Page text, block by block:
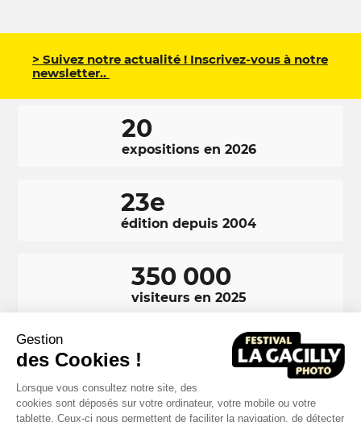
Gestion
des Cookies !
Lorsque vous consultez notre site, des
cookies sont déposés sur votre ordinateur, votre mobile ou votre
tablette. Ceux-ci nous permettent de faciliter la navigation, de détecter
> Suivez notre actualité ! Inscrivez-vous à notre
newsletter..
20
expositions en 2026
23e
édition depuis 2004
350 000
visiteurs en 2025
Ragnar Axelsson est un photographie islandais né en 1958.
Surnommé Rax, il tient à documenter tous les aspects des terres
gelées du Groënland et de l'Islande, où les peuples des grands froids
vivent en harmonie avec la faune. Il sera exposée cet été lors de la 18e
édition du Festival Photo La Gacilly.